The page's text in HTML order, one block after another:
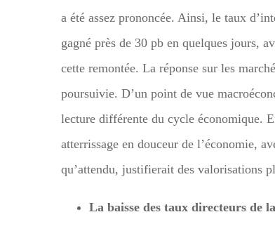
a été assez prononcée. Ainsi, le taux
gagné près de 30 pb en quelques jours,
cette remontée. La réponse sur les
poursuivie. D’un point de vue
lecture différente du cycle économique.
atterrissage en douceur de l’économie,
qu’attendu, justifierait des valorisations
La baisse des taux directeurs de